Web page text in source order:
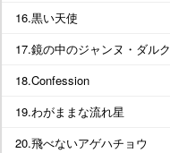
16.黒い天使
17.鏡の中のジャンヌ・ダルク
18.Confession
19.わがままな流れ星
20.飛べないアゲハチョウ